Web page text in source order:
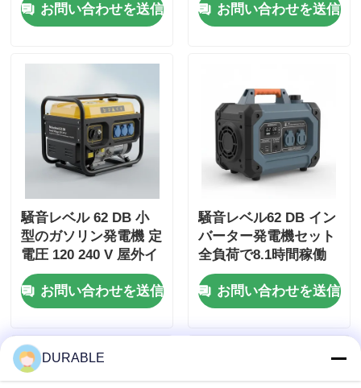
お問い合わせを送信
最適お問い合わせを送信
騒音レベル 62 DB 小
型のガソリン発電機 定
電圧 120 240 V 屋外イ
ベントや緊急事態のた
めのエネルギー源
お問い合わせを送信
騒音レベル62 DB イン
バーター発電機セット
全負荷で8.1時間稼働
時間とDC出力DC12V
5A モバイルアプリケ
ーション用電源
お問い合わせを送信
DURABLE